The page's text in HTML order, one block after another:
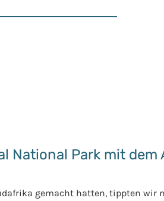
National Park mit dem
gemacht hatten, tippten wir